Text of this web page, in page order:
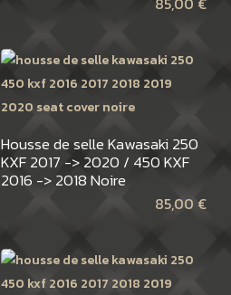
Housse de selle Kawasaki 250
KXF 2017 -> 2020 / 450 KXF
2016 -> 2018 Noire
85,00 €